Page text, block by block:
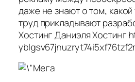
даже не знают о том, какой
труд прикладывают
Хостинг Даниэля Хостинг